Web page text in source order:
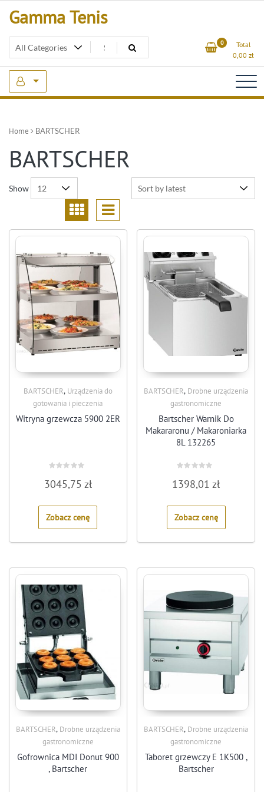
Gamma Tenis
0
Total
0,00 zł
Home BARTSCHER
BARTSCHER
Show
BARTSCHER, Urządzenia do
gotowania i pieczenia
Witryna grzewcza 5900 2ER
0
out
5
3045,75 zł
Zobacz cenę
BARTSCHER, Drobne urządzenia
gastronomiczne
Bartscher Warnik Do
Makararonu / Makaroniarka
8L 132265
0
out
5
1398,01zł
Zobacz cenę
BARTSCHER, Drobne urządzenia
gastronomiczne
Gofrownica MDI Donut 900
, Bartscher
BARTSCHER, Drobne urządzenia
gastronomiczne
Taboret grzewczy E 1K500 ,
Bartscher